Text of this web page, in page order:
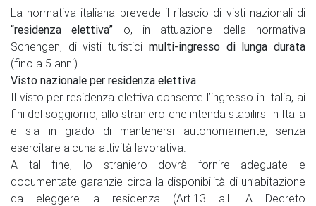
La normativa italiana prevede il rilascio di visti nazionali di
“residenza elettiva” o, in attuazione della normativa
Schengen, di visti turistici multi-ingresso di lunga durata
(fino a 5 anni).
Visto nazionale per residenza elettiva
Il visto per residenza elettiva consente l’ingresso in Italia, ai
fini del soggiorno, allo straniero che intenda stabilirsi in Italia
e sia in grado di mantenersi autonomamente, senza
esercitare alcuna attività lavorativa.
A tal fine, lo straniero dovrà fornire adeguate e
documentate garanzie circa la disponibilità di un’abitazione
da eleggere a residenza (Art.13 all. A Decreto